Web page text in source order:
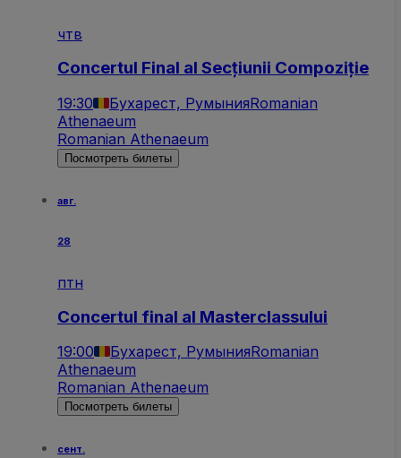
чтв
Concertul Final al Secțiunii Compoziție
19:30 Бухарест, РумынияRomanian
Athenaeum
Romanian Athenaeum
Посмотреть билеты
авг.
28
птн
Concertul final al Masterclassului
19:00 Бухарест, РумынияRomanian
Athenaeum
Romanian Athenaeum
Посмотреть билеты
сент.